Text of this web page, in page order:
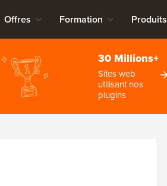
Offres Formation Produits
30 Millions+
Sites web
utilisant nos
plugins